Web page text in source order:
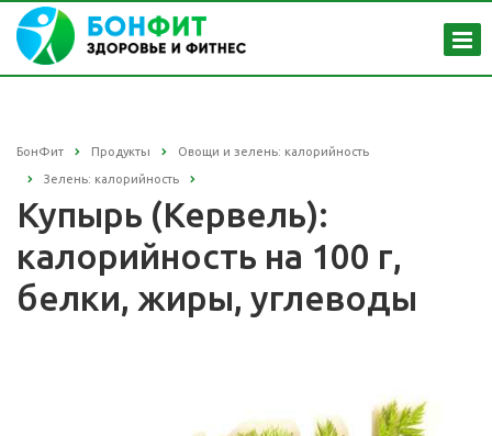
БонФит Продукты Овощи и зелень: калорийность
Зелень: калорийность
Купырь (Кервель):
калорийность на 100 г,
белки, жиры, углеводы